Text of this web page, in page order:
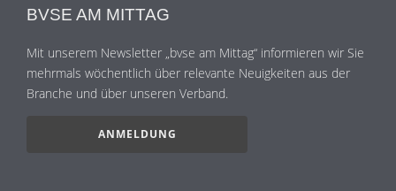
BVSE AM MITTAG
Mit unserem Newsletter „bvse am Mittag“ informieren wir Sie
mehrmals wöchentlich über relevante Neuigkeiten aus der
Branche und über unseren Verband.
ANMELDUNG